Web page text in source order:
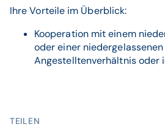
TEILEN
Ihre Vorteile im Überblick:
Kooperation mit einem
oder einer
Angestelltenverhältnis oder